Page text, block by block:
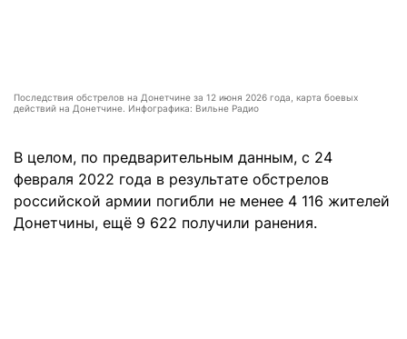
Последствия обстрелов на Донетчине за 12 июня 2026 года, карта боевых
действий на Донетчине. Инфографика: Вильне Радио
В целом, по предварительным данным, с 24
февраля 2022 года в результате обстрелов
российской армии погибли не менее 4 116 жителей
Донетчины, ещё 9 622 получили ранения.